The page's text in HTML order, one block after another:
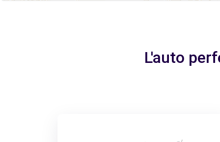
L'auto